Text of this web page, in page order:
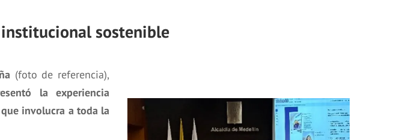
sostenible
(foto de referencia),
la experiencia
involucra a toda la